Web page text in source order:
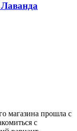
магазина прошла с
с